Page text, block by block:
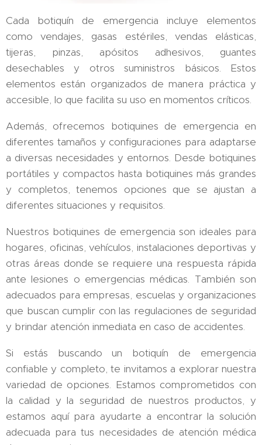
Cada botiquín de emergencia incluye elementos
como vendajes, gasas estériles, vendas elásticas,
tijeras, pinzas, apósitos adhesivos, guantes
desechables y otros suministros básicos. Estos
elementos están organizados de manera práctica y
accesible, lo que facilita su uso en momentos críticos.
Además, ofrecemos botiquines de emergencia en
diferentes tamaños y configuraciones para adaptarse
a diversas necesidades y entornos. Desde botiquines
portátiles y compactos hasta botiquines más grandes
y completos, tenemos opciones que se ajustan a
diferentes situaciones y requisitos.
Nuestros botiquines de emergencia son ideales para
hogares, oficinas, vehículos, instalaciones deportivas y
otras áreas donde se requiere una respuesta rápida
ante lesiones o emergencias médicas. También son
adecuados para empresas, escuelas y organizaciones
que buscan cumplir con las regulaciones de seguridad
y brindar atención inmediata en caso de accidentes.
Si estás buscando un botiquín de emergencia
confiable y completo, te invitamos a explorar nuestra
variedad de opciones. Estamos comprometidos con
la calidad y la seguridad de nuestros productos, y
estamos aquí para ayudarte a encontrar la solución
adecuada para tus necesidades de atención médica